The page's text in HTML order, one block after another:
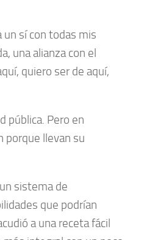
un sí con todas mis
una alianza con el
quiero ser de aquí,
pública. Pero en
porque llevan su
sistema de
que podrían
a una receta fácil